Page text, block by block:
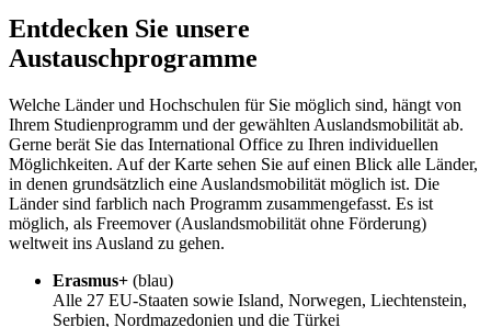
Entdecken Sie unsere
Austauschprogramme
Welche Länder und Hochschulen für Sie möglich sind, hängt von
Ihrem Studienprogramm und der gewählten Auslandsmobilität ab.
Gerne berät Sie das International Office zu Ihren individuellen
Möglichkeiten. Auf der Karte sehen Sie auf einen Blick alle Länder,
in denen grundsätzlich eine Auslandsmobilität möglich ist. Die
Länder sind farblich nach Programm zusammengefasst. Es ist
möglich, als Freemover (Auslandsmobilität ohne Förderung)
weltweit ins Ausland zu gehen.
Erasmus+ (blau)
Alle 27 EU-Staaten sowie Island, Norwegen, Liechtenstein,
Serbien, Nordmazedonien und die Türkei